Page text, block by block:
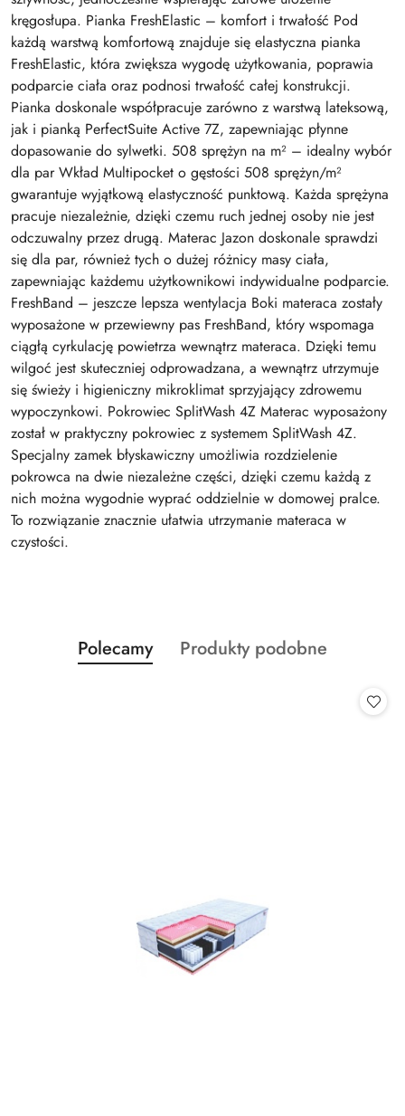
kręgosłupa. Pianka FreshElastic – komfort i trwałość Pod
każdą warstwą komfortową znajduje się elastyczna pianka
FreshElastic, która zwiększa wygodę użytkowania, poprawia
podparcie ciała oraz podnosi trwałość całej konstrukcji.
Pianka doskonale współpracuje zarówno z warstwą lateksową,
jak i pianką PerfectSuite Active 7Z, zapewniając płynne
dopasowanie do sylwetki. 508 sprężyn na m² – idealny wybór
dla par Wkład Multipocket o gęstości 508 sprężyn/m²
gwarantuje wyjątkową elastyczność punktową. Każda sprężyna
pracuje niezależnie, dzięki czemu ruch jednej osoby nie jest
odczuwalny przez drugą. Materac Jazon doskonale sprawdzi
się dla par, również tych o dużej różnicy masy ciała,
zapewniając każdemu użytkownikowi indywidualne podparcie.
FreshBand – jeszcze lepsza wentylacja Boki materaca zostały
wyposażone w przewiewny pas FreshBand, który wspomaga
ciągłą cyrkulację powietrza wewnątrz materaca. Dzięki temu
wilgoć jest skuteczniej odprowadzana, a wewnątrz utrzymuje
się świeży i higieniczny mikroklimat sprzyjający zdrowemu
wypoczynkowi. Pokrowiec SplitWash 4Z Materac wyposażony
został w praktyczny pokrowiec z systemem SplitWash 4Z.
Specjalny zamek błyskawiczny umożliwia rozdzielenie
pokrowca na dwie niezależne części, dzięki czemu każdą z
nich można wygodnie wyprać oddzielnie w domowej pralce.
To rozwiązanie znacznie ułatwia utrzymanie materaca w
czystości.
Pomiń karuzelę produktów
Produkty
o
Polecamy
Produkty
Produkty podobne